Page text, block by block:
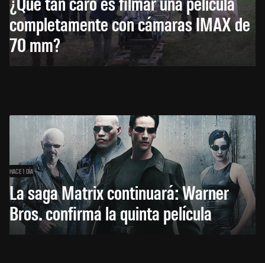
completamente con cámaras IMAX de
70 mm?
HACE 1 DÍA
La saga Matrix continuará: Warner
Bros. confirma la quinta película